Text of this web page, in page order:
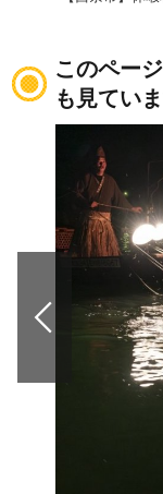
このペー
も見てい